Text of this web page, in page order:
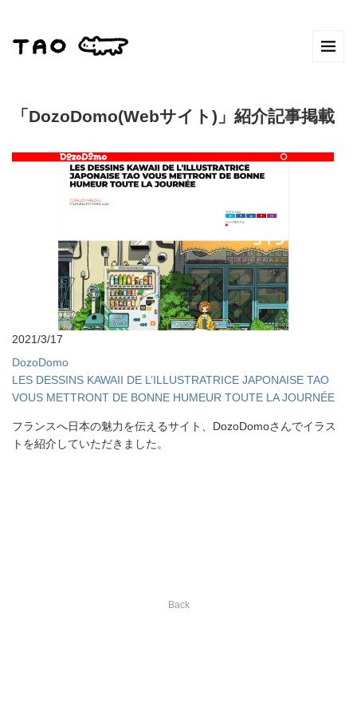
「DozoDomo(Webサイト)」紹介記事掲載
2021/3/17
DozoDomo
LES DESSINS KAWAII DE L’ILLUSTRATRICE JAPONAISE TAO
VOUS METTRONT DE BONNE HUMEUR TOUTE LA JOURNÉE
フランスへ日本の魅力を伝えるサイト、DozoDomoさんでイラス
トを紹介していただきました。
Back